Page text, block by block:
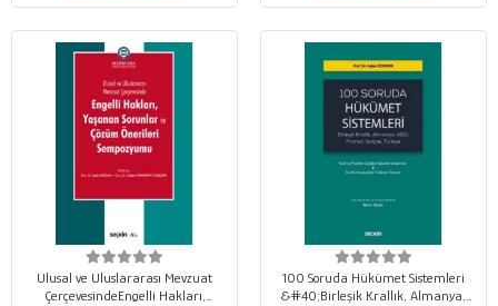
Ulusal ve Uluslararası Mevzuat
ÇerçevesindeEngelli Hakları,
100 Soruda Hükümet Sistemleri
&#40;Birleşik Krallık, Almanya,